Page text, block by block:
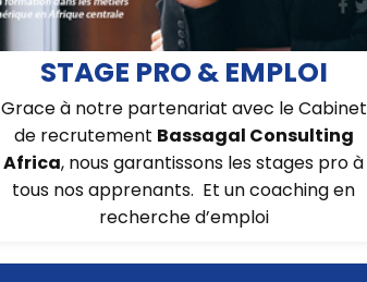
STAGE PRO & EMPLOI
Grace à notre partenariat avec le Cabinet
de recrutement Bassagal Consulting
Africa, nous garantissons les stages pro à
tous nos apprenants. Et un coaching en
recherche d’emploi